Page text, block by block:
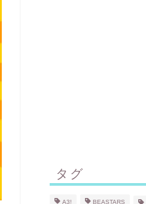
タグ
A3! BEASTARS